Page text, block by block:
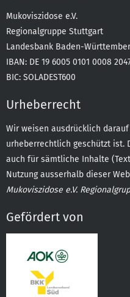
Mukoviszidose e.V.
Regionalgruppe Stuttgart
Landesbank Baden-
IBAN: DE 19 6005 0101 0008
BIC: SOLADEST600
Urheberrecht
Wir weisen ausdrücklich
urheberrechtlich geschützt ist.
auch für sämtliche Inhalte
Nutzung ausserhalb dieser
Mukoviszidose e.V.
Gefördert von